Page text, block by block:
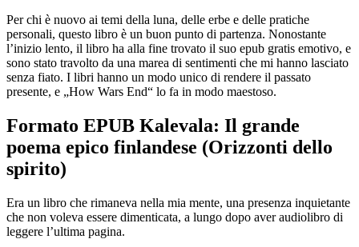
Per chi è nuovo ai temi della luna, delle erbe e delle pratiche
personali, questo libro è un buon punto di partenza. Nonostante
l’inizio lento, il libro ha alla fine trovato il suo epub gratis emotivo, e
sono stato travolto da una marea di sentimenti che mi hanno lasciato
senza fiato. I libri hanno un modo unico di rendere il passato
presente, e „How Wars End“ lo fa in modo maestoso.
Formato EPUB Kalevala: Il grande
poema epico finlandese (Orizzonti dello
spirito)
Era un libro che rimaneva nella mia mente, una presenza inquietante
che non voleva essere dimenticata, a lungo dopo aver audiolibro di
leggere l’ultima pagina.